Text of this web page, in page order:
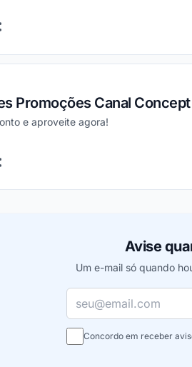
não funcionou
Promoções Canal Concept
e aproveite agora!
não funcionou
Avise
Um e-mail só quando
Concordo em receber